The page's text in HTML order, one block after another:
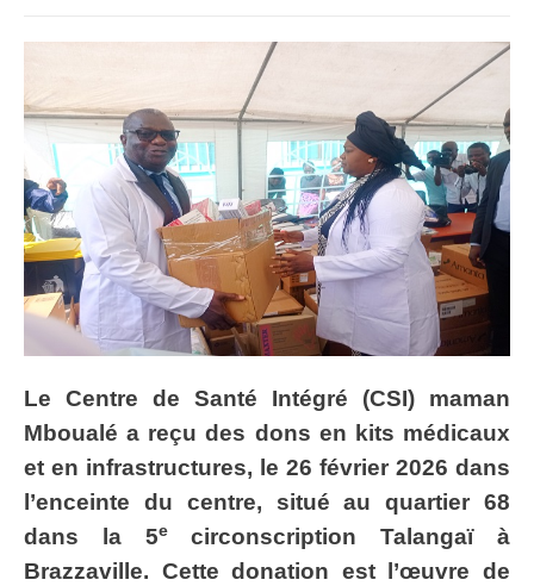
Le Centre de Santé Intégré (CSI) maman
Mboualé a reçu des dons en kits médicaux
et en infrastructures, le 26 février 2026 dans
l’enceinte du centre, situé au quartier 68
dans la 5ecirconscription Talangaï à
Brazzaville. Cette donation est l’œuvre de